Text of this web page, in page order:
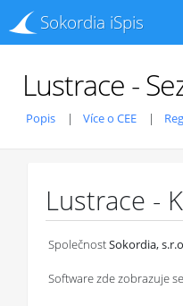
Sokordia iSpis
Lustrace -
Popis Více o CEE
Lustrace -
SpolečnostSokordia,
Software zde zobrazuje